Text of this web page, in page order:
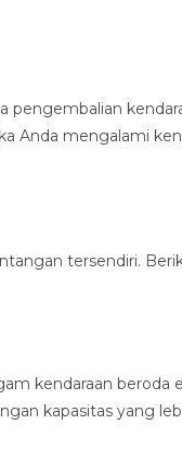
pengembalian
Anda mengalami
tersendiri.
kendaraan beroda
kapasitas yang